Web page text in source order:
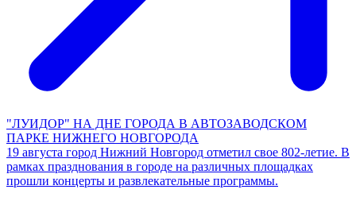
"ЛУИДОР" НА ДНЕ ГОРОДА В АВТОЗАВОДСКОМ
ПАРКЕ НИЖНЕГО НОВГОРОДА
19 августа город Нижний Новгород отметил свое 802-летие. В
рамках празднования в городе на различных площадках
прошли концерты и развлекательные программы.